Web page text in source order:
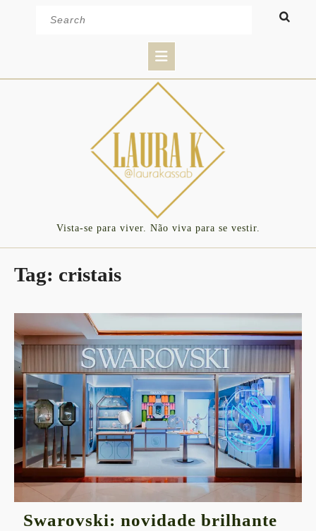
Button
Vista-se para viver. Não viva para se vestir.
Tag: cristais
Swarovski: novidade brilhante